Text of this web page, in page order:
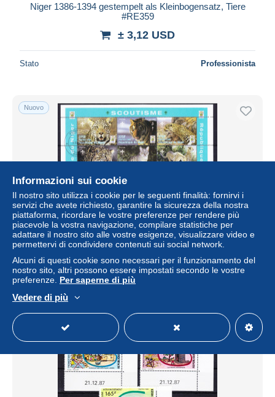
Niger 1386-1394 gestempelt als Kleinbogensatz, Tiere
#RE359
± 3,12 USD
Stato Professionista
Nuovo
Niger 1413-1421 gestempelt als Kleinbogensatz, Tiere
#RE358
± 3,12 USD
Stato
Informazioni sui cookie
Il nostro sito utilizza i cookie per le seguenti finalità: fornirvi i
servizi che avete richiesto, garantire la sicurezza della nostra
piattaforma, ricordare le vostre preferenze per rendere più
piacevole la vostra navigazione, compilare statistiche per
adattare il nostro sito alle vostre esigenze, visualizzare video e
permettervi di condividere contenuti sui social network.
Alcuni di questi cookie sono necessari per il funzionamento del
nostro sito, altri possono essere impostati secondo le vostre
preferenze. Per saperne di più
Vedere di più